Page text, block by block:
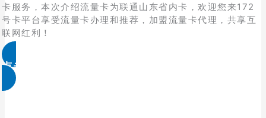
卡服务，本次介绍流量卡为联通山东省内卡，欢迎您来172
号卡平台享受流量卡办理和推荐，加盟流量卡代理，共享互
联网红利！
点击免费领取